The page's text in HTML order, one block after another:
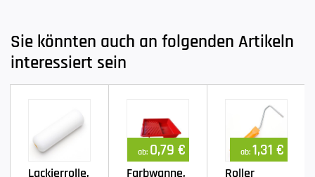
Sie könnten auch an folgenden Artikeln
interessiert sein
Lackierrolle,
ab: 0,79 €
Farbwanne,
ab: 1,31 €
Roller